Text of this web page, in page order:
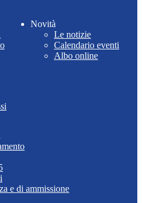
Novità
Le notizie
Calendario eventi
Albo online
e di ammissione